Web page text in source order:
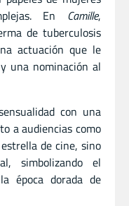
En Camille,
de tuberculosis
actuación que le
una nominación al
con una
a audiencias como
de cine, sino
simbolizando el
época dorada de